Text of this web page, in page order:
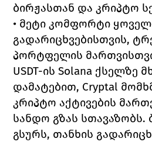
ბირჟასთან და კრიპტო
• მეტი კომფორტი
გადარიცხვებისთვის,
პორტფელის
USDT-ის Solana ქსელზე
დამატებით, Cryptal
კრიპტო აქტივების
სანდო გზას სთავაზობს.
გსურს, თანხის